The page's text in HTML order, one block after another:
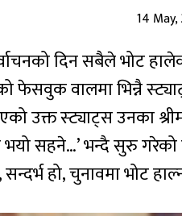
14 May,
दिन सबैले भोट
फेसवुक वालमा भिन्नै
उक्त स्ट्याट्स उनका
सहने…’ भन्दै सुरु गरेको
हो, चुनावमा भोट